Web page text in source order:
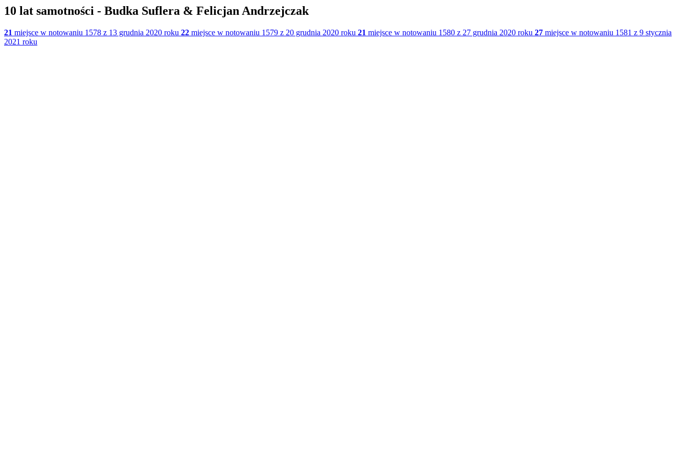
10 lat samotności - Budka Suflera & Felicjan Andrzejczak
21 miejsce w notowaniu 1578 z 13 grudnia 2020 roku 22 miejsce w notowaniu 1579 z 20 grudnia 2020 roku 21 miejsce w notowaniu 1580 z 27 grudnia 2020 roku 27 miejsce w notowaniu 1581 z 9 stycznia
2021 roku